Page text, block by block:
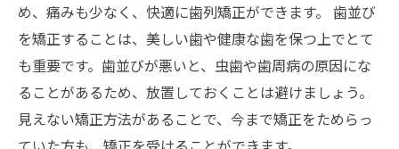
め、痛みも少なく、快適に歯列矯正ができます。 歯並び
を矯正することは、美しい歯や健康な歯を保つ上でとて
も重要です。歯並びが悪いと、虫歯や歯周病の原因にな
ることがあるため、放置しておくことは避けましょう。
見えない矯正方法があることで、今まで矯正をためらっ